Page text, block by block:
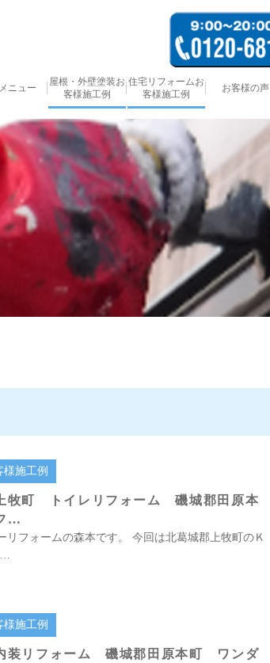
ニュー
屋根・外壁塗装お
客様施工例
住宅リフォームお
客様施工例
お客様の声
施工例
牧町 トイレリフォーム 磯城郡田原本
…
リフォームの森本です。 今回は北葛城郡上牧町のＫ
…
施工例
リフォーム 磯城郡田原本町 ワンダ